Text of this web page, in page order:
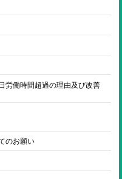
労働時間超過の理由及び改善
のお願い